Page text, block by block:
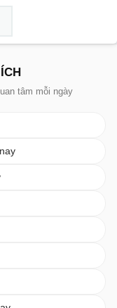
tâm mỗi ngày